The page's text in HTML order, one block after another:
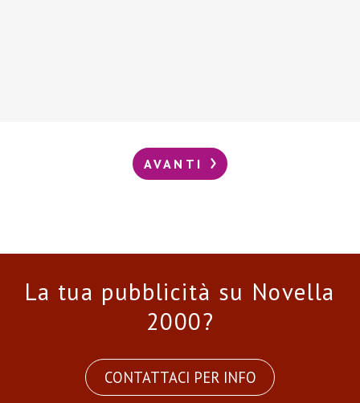
AVANTI
La tua pubblicità su Novella
2000?
CONTATTACI PER INFO